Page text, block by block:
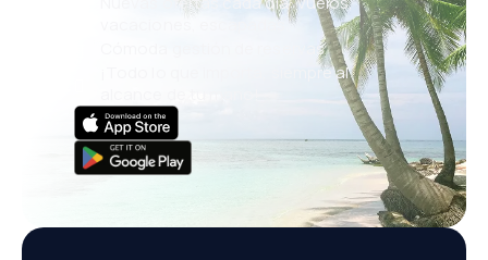
vacaciones, escapadas
Cómoda gestión de reservas
¡Todo lo que importa, siempre al